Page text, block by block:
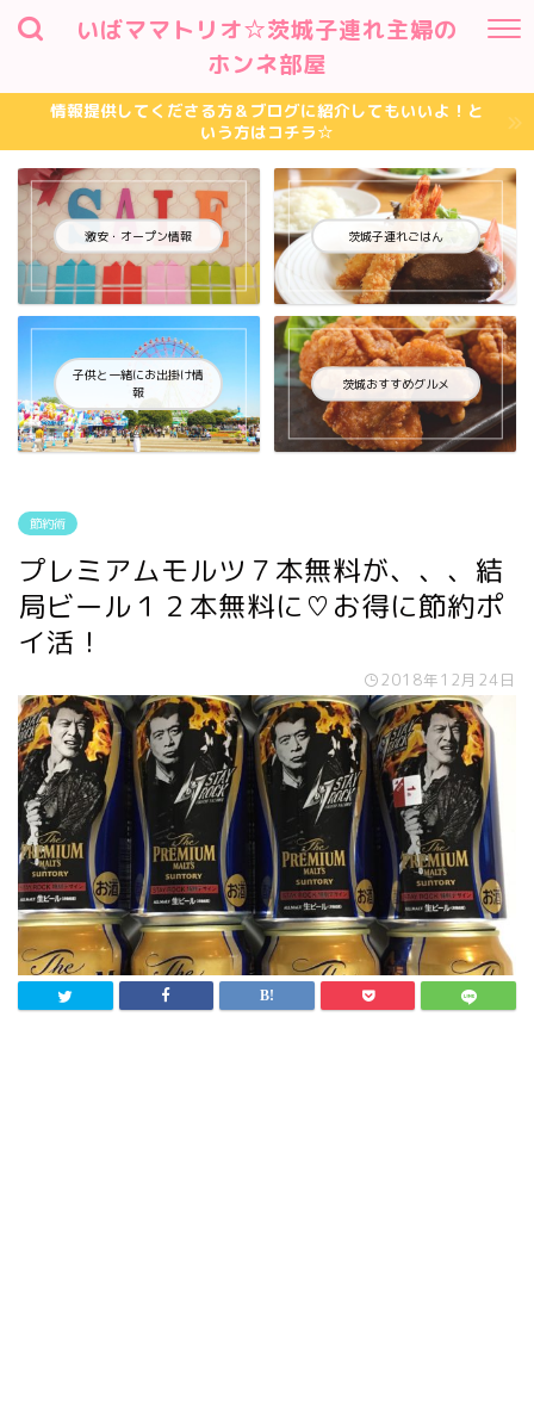
いばママトリオ☆茨城子連れ主婦の
ホンネ部屋
情報提供してくださる方＆ブログに紹介してもいいよ！と
いう方はコチラ☆
激安・オープン情報 茨城子連れごはん
子供と一緒にお出掛け情
報
茨城おすすめグルメ
節約術
プレミアムモルツ７本無料が、、、結
局ビール１２本無料に♡お得に節約ポ
イ活！
2018年12月24日